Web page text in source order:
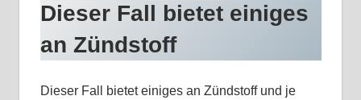
Dieser Fall bietet einiges
an Zündstoff
Dieser Fall bietet einiges an Zündstoff und je